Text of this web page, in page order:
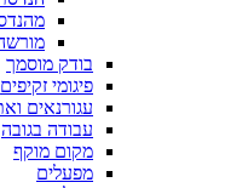
בודק מוסמך
פיגומי זקיפים
עגורנאים
עבודה בגובה
מקום מוקף
מפעלים